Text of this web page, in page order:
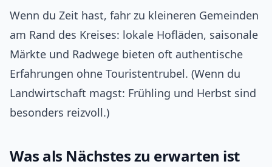
Wenn du Zeit hast, fahr zu kleineren Gemeinden
am Rand des Kreises: lokale Hofläden, saisonale
Märkte und Radwege bieten oft authentische
Erfahrungen ohne Touristentrubel. (Wenn du
Landwirtschaft magst: Frühling und Herbst sind
besonders reizvoll.)
Was als Nächstes zu erwarten ist